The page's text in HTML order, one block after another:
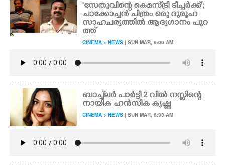
'സേതുവിന്റെ കെമസ്ട്രി ടീച്ചർക്ക്';
ചാക്കോച്ചൻ ചിത്രം ഒരു ദുരൂഹ
സാഹചര്യത്തിൽ ആദ്യഗാനം പുറ
ത്ത്
CINEMA > NEWS | SUN MAR, 6:00 AM
ബാച്ച്‌ലർ പാർട്ടി 2 വിൽ നസ്ളിന്റെ
നായിക ഹൻസിക കൃഷ്ണ
CINEMA > NEWS | SUN MAR, 6:33 AM